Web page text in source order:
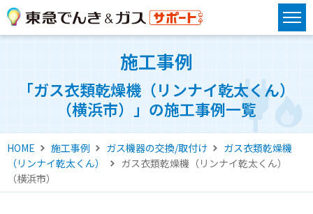
施工事例
「ガス衣類乾燥機（リンナイ乾太くん）
（横浜市）」の施工事例一覧
HOME 施工事例 ガス機器の交換/取付け
ガス衣類乾燥機
（リンナイ乾太くん）
ガス衣類乾燥機（リンナイ乾太くん）
（横浜市）